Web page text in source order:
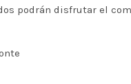
podrán disfrutar el